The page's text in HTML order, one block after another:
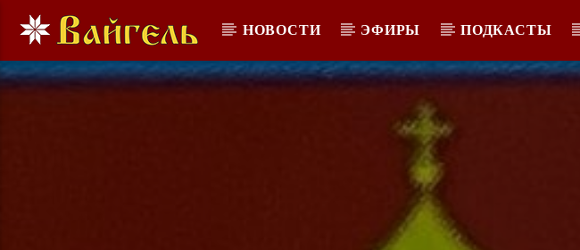
НОВОСТИ ЭФИРЫ ПОДКАСТЫ